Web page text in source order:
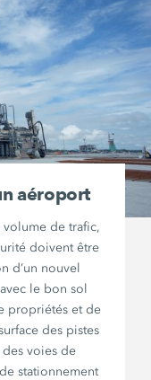
aéroport
de trafic,
doivent être
d’un nouvel
le bon sol
propriétés et de
des pistes
des voies de
stationnement